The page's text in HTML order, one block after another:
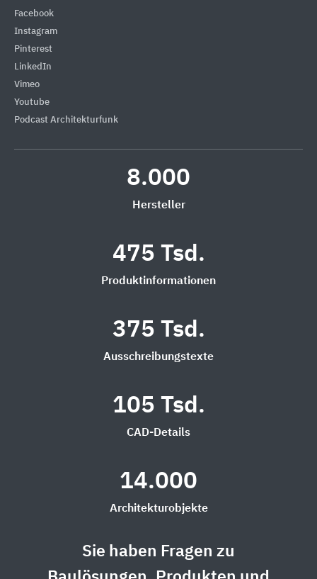
Facebook
Instagram
Pinterest
LinkedIn
Vimeo
Youtube
Podcast Architekturfunk
8.000
Hersteller
475 Tsd.
Produktinformationen
375 Tsd.
Ausschreibungstexte
105 Tsd.
CAD-Details
14.000
Architekturobjekte
Sie haben Fragen zu